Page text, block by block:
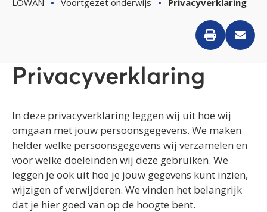
Privacyverklaring
In deze privacyverklaring leggen wij uit hoe wij
omgaan met jouw persoonsgegevens. We maken
helder welke persoonsgegevens wij verzamelen en
voor welke doeleinden wij deze gebruiken. We
leggen je ook uit hoe je jouw gegevens kunt inzien,
wijzigen of verwijderen. We vinden het belangrijk
dat je hier goed van op de hoogte bent.